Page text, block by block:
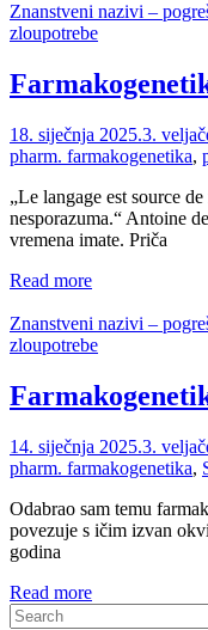
Znanstveni nazivi –
zloupotrebe
18. siječnja 2025.3.
pharm. farmakogenetika,
„Le langage est source
nesporazuma.“ Antoine
vremena imate. Priča
Read more
Znanstveni nazivi –
zloupotrebe
14. siječnja 2025.3.
pharm. farmakogenetika,
Odabrao sam temu
povezuje s ičim izvan
godina
Read more